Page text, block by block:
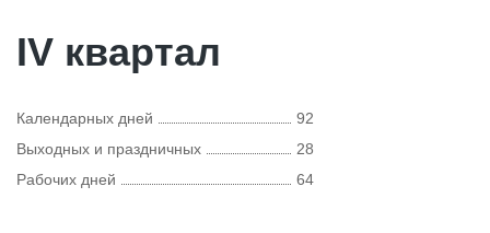
IV квартал
Календарных дней
92
Выходных и праздничных
28
Рабочих дней
64